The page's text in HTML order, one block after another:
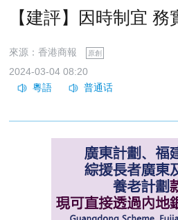
【建評】因時制宜 務
來源：香港商報 原創
2024-03-04 08:20